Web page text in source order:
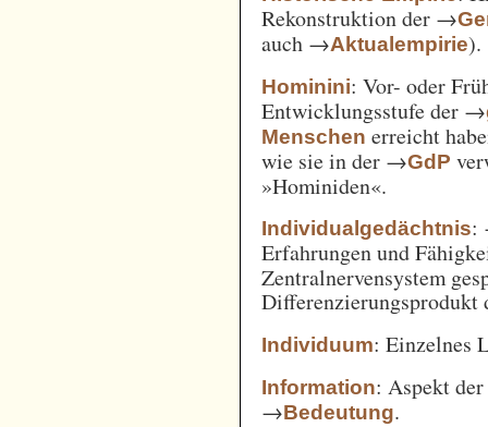
Rekonstruktion der →
auch →Aktualempirie).
Hominini: Vor- oder
Entwicklungsstufe der →
Menschen erreicht
wie sie in der →GdP
»Hominiden«.
Individualgedächtnis:
Erfahrungen und
Zentralnervensystem
Individuum: Einzelnes
Information: Aspekt
→Bedeutung.